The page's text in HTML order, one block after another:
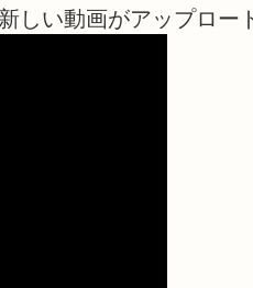
しい動画がアップロー